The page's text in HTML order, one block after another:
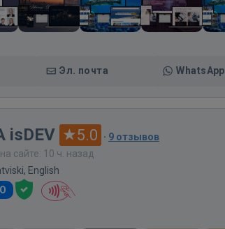
Эл. почта WhatsApp
isDEV 5.0 · 9 отзывов
сайте: 10 ч. назад
English